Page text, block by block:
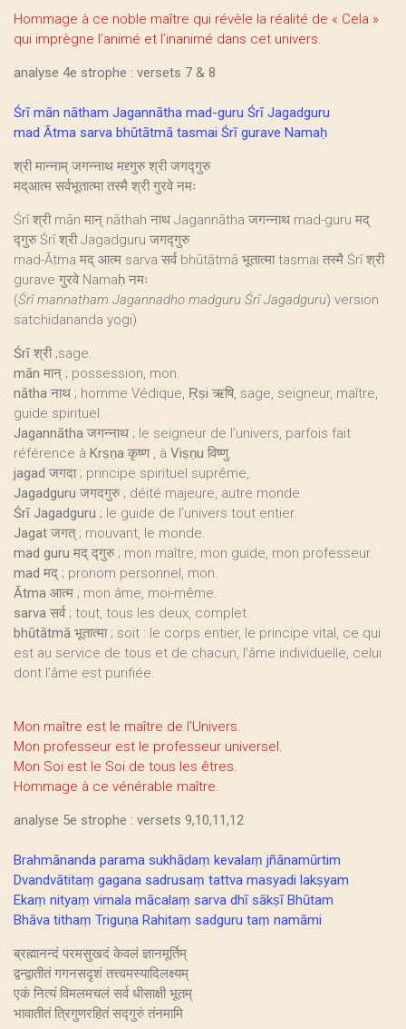
Hommage à ce noble maître qui révèle la réalité de « Cela »
qui imprègne l’animé et l’inanimé dans cet univers.
analyse 4e strophe : versets 7 & 8
Śrī mān nātham Jagannātha mad-guru Śrī Jagadguru
mad Ātma sarva bhūtātmā tasmai Śrī gurave Namaḥ
श्री मान्नाम् जगन्नाथ मद्द्गुरु श्री जगद्गुरु
मद्आत्म सर्वभूतात्मा तस्मै श्री गुरवे नमः
Śrī श्री mān मान् nāthah नाथ Jagannātha जगन्नाथ mad-guru मद्
द्गुरु Śrī श्री Jagadguru जगद्गुरु
mad-Ātma मद् आत्म sarva सर्व bhūtātmā भूतात्मा tasmai तस्मै Śrī श्री
gurave गुरवे Namaḥ नमः
(Śrī mannatham Jagannadho madguru Śrī Jagadguru) version
satchidananda yogi)
Śrīश्री ;sage.
mān मान् ; possession, mon.
nātha नाथ ; homme Védique, Ṛṣi ऋषि, sage, seigneur, maître,
guide spirituel.
Jagannātha जगन्नाथ ; le seigneur de l’univers, parfois fait
référence à Krṣṇa कृष्ण , à Viṣṇu विष्णु.
jagad जगदा ; principe spirituel suprême,.
Jagadguru जगदगुरु ; déité majeure, autre monde.
Śrī Jagadguru ; le guide de l’univers tout entier.
Jagat जगत् ; mouvant, le monde.
mad guru मद् द्गुरु ; mon maître, mon guide, mon professeur.
mad मद् ; pronom personnel, mon.
Ātma आत्म ; mon âme, moi-même.
sarva सर्व ; tout, tous les deux, complet.
bhūtātmā भूतात्मा ; soit : le corps entier, le principe vital, ce qui
est au service de tous et de chacun, l’âme individuelle, celui
dont l’âme est purifiée.
Mon maître est le maître de l’Univers.
Mon professeur est le professeur universel.
Mon Soi est le Soi de tous les êtres.
Hommage à ce vénérable maître.
analyse 5e strophe : versets 9,10,11,12
Brahmānanda parama sukhāḍaṃ kevalaṃ jñānamūrtim
Dvandvātitaṃ gagana sadrusaṃ tattva masyadi lakṣyam
Ekaṃ nityaṃ vimala mācalaṃ sarva dhī sākṣī Bhūtam
Bhāva tithaṃ Triguṇa Rahitaṃ sadguru taṃ namāmi
ब्रह्मानन्दं परमसुखदं केवलं ज्ञानमूर्तिम्
द्वन्द्वातीतं गगनसदृशं तत्त्वमस्यादिलक्ष्यम्
एकं नित्यं विमलमचलं सर्व धीसाक्षी भूतम्
भावातीतं त्रिगुणरहितं सद्गुरुं तंनमामि